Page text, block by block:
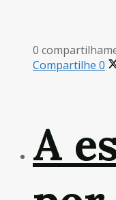
0
Compartilhe 0
A